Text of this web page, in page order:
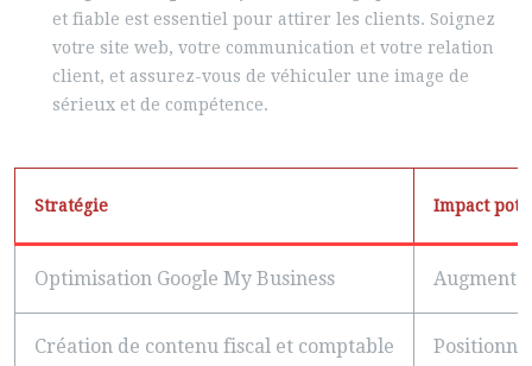
et fiable est essentiel pour attirer les clients. Soignez
votre site web, votre communication et votre relation
client, et assurez-vous de véhiculer une image de
sérieux et de compétence.
Stratégie Impact
Optimisation Google My Business
Création de contenu fiscal et comptable